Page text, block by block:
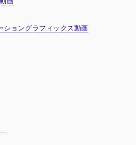
ショングラフィックス動画